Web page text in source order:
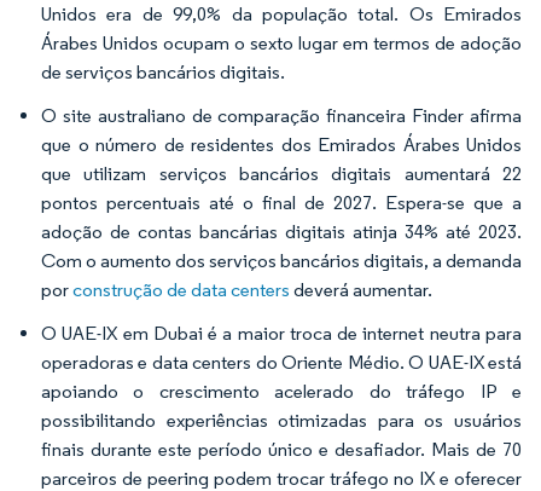
Unidos era de 99,0% da população total. Os Emirados
Árabes Unidos ocupam o sexto lugar em termos de adoção
de serviços bancários digitais.
O site australiano de comparação financeira Finder afirma
que o número de residentes dos Emirados Árabes Unidos
que utilizam serviços bancários digitais aumentará 22
pontos percentuais até o final de 2027. Espera-se que a
adoção de contas bancárias digitais atinja 34% até 2023.
Com o aumento dos serviços bancários digitais, a demanda
porconstrução de data centers deverá aumentar.
O UAE-IX em Dubai é a maior troca de internet neutra para
operadoras e data centers do Oriente Médio. O UAE-IX está
apoiando o crescimento acelerado do tráfego IP e
possibilitando experiências otimizadas para os usuários
finais durante este período único e desafiador. Mais de 70
parceiros de peering podem trocar tráfego no IX e oferecer